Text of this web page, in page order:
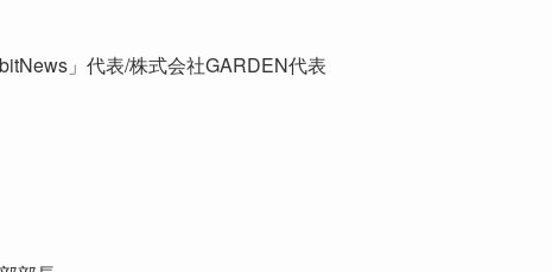
」代表/株式会社GARDEN代表